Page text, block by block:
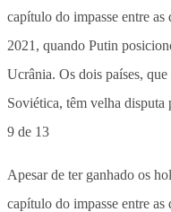
9 de 13
Apesar de ter ganhado os
capítulo do impasse entre